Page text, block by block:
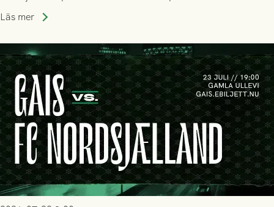
Holmberg och ledarstaben har tagit ut följande trupp till
Läs mer